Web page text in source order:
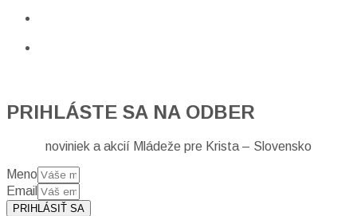
PRIHLÁSTE SA NA ODBER
noviniek a akcií Mládeže pre Krista – Slovensko
Meno
Email
PRIHLÁSIŤ SA